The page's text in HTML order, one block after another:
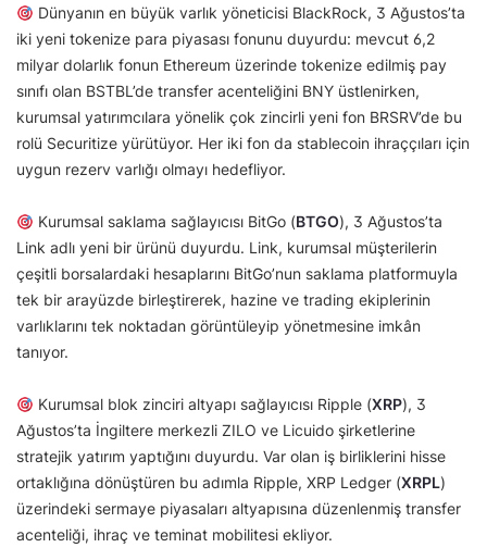
Dünyanın en büyük varlık yöneticisi BlackRock, 3 Ağustos’ta
iki yeni tokenize para piyasası fonunu duyurdu: mevcut 6,2
milyar dolarlık fonun Ethereum üzerinde tokenize edilmiş pay
sınıfı olan BSTBL’de transfer acenteliğini BNY üstlenirken,
kurumsal yatırımcılara yönelik çok zincirli yeni fon BRSRV’de bu
rolü Securitize yürütüyor. Her iki fon da stablecoin ihraççıları için
uygun rezerv varlığı olmayı hedefliyor.
Kurumsal saklama sağlayıcısı BitGo (BTGO), 3 Ağustos’ta
Link adlı yeni bir ürünü duyurdu. Link, kurumsal müşterilerin
çeşitli borsalardaki hesaplarını BitGo’nun saklama platformuyla
tek bir arayüzde birleştirerek, hazine ve trading ekiplerinin
varlıklarını tek noktadan görüntüleyip yönetmesine imkân
tanıyor.
Kurumsal blok zinciri altyapı sağlayıcısı Ripple (XRP), 3
Ağustos’ta İngiltere merkezli ZILO ve Licuido şirketlerine
stratejik yatırım yaptığını duyurdu. Var olan iş birliklerini hisse
ortaklığına dönüştüren bu adımla Ripple, XRP Ledger (XRPL)
üzerindeki sermaye piyasaları altyapısına düzenlenmiş transfer
acenteliği, ihraç ve teminat mobilitesi ekliyor.